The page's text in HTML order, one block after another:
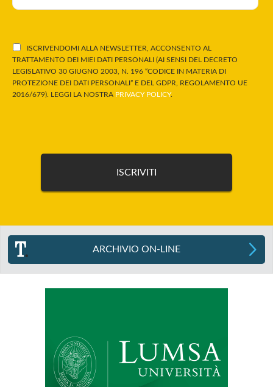
ISCRIVENDOMI ALLA NEWSLETTER, ACCONSENTO AL
TRATTAMENTO DEI MIEI DATI PERSONALI (AI SENSI DEL DECRETO
LEGISLATIVO 30 GIUGNO 2003, N. 196 “CODICE IN MATERIA DI
PROTEZIONE DEI DATI PERSONALI” E DEL GDPR, REGOLAMENTO UE
2016/679). LEGGI LA NOSTRA PRIVACY POLICY.
ARCHIVIO ON-LINE